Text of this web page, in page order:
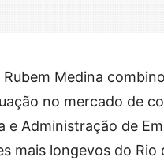
Medina
no mercado de
e Administração de
mais longevos do